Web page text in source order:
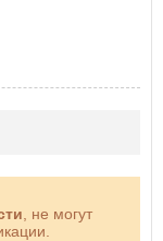
, не могут